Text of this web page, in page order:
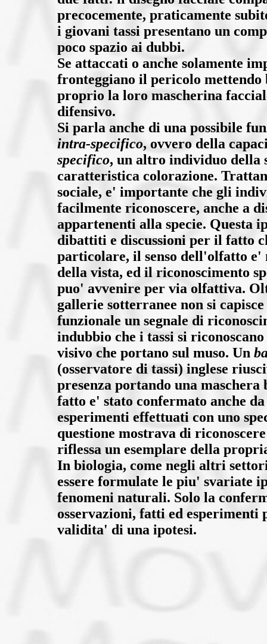
precocemente, praticamente
i giovani tassi presentano un
poco spazio ai dubbi.
Se attaccati o anche solamente
fronteggiano il pericolo mettendo
proprio la loro mascherina
difensivo.
Si parla anche di una possibile
intra-specifico, ovvero della
specifico, un altro individuo della
caratteristica colorazione.
sociale, e' importante che gli
facilmente riconoscere, anche a
appartenenti alla specie. Questa
dibattiti e discussioni per il fatto
particolare, il senso dell'olfatto
della vista, ed il riconoscimento
puo' avvenire per via olfattiva.
gallerie sotterranee non si capisce
funzionale un segnale di
indubbio che i tassi si riconoscano
visivo che portano sul muso. Un
(osservatore di tassi) inglese
presenza portando una
fatto e' stato confermato anche
esperimenti effettuati con uno
questione mostrava di
riflessa un esemplare della
In biologia, come negli altri settori
essere formulate le piu' svariate
fenomeni naturali. Solo la
osservazioni, fatti ed esperimenti
validita' di una ipotesi.